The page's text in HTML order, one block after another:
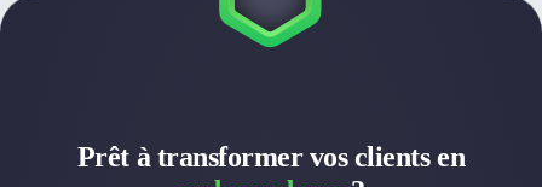
Recouvrement
Financement de matériel ou équipement
Prêt à transformer vos clients en